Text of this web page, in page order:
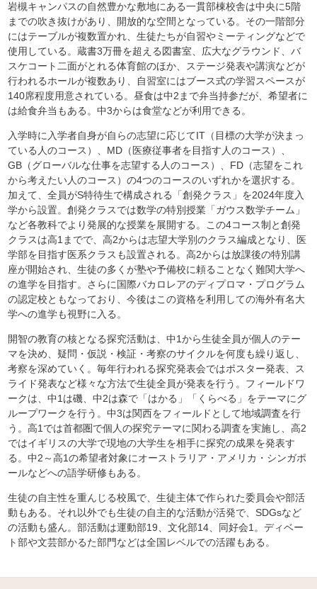
岩槻キャンパスの自然豊かな敷地にある一貫部棟校舎は中央に5階
までの吹き抜けがあり、開放的な空間となっている。その一階部分
にはテーブルが複数置かれ、生徒たちが自習やミーティングなどで
使用している。蔵書3万冊を超える図書室、広大なグラウンド、バ
スケコート二面がとれる体育館のほか、ステージ発表や講演などが
行われるホールが複数あり、自習室にはブース式の学習スペースが
140席程度用意されている。昼食は中2まで弁当持参だが、希望者に
は給食弁当もある。中3からは食堂などが利用できる。
入学時に入学者自身が自らの志望に応じてIT（目標の大学が決まっ
ている人のコース）、MD（医療従事者を目指す人のコース）、
GB（グローバルな仕事を志望する人のコース）、FD（志望をこれ
から考えたい人のコース）の4つのコースのいずれかを選択する。
加えて、全員がS特待生で構成される「創発クラス」を2024年度入
学から設置。創発クラスでは数学の特別授業「ガウス数学チーム」
など各教科でより発展的な授業を展開する。この4コース制と創発
クラスは高1までで、高2からは志望大学別のクラス編成となり、医
学部を目指す医系クラスも設置される。高2からは放課後の特別講
座が開始され、生徒の多くが塾や予備校に頼ることなく難関大学へ
の進学を目指す。さらに国際バカロレアのディプロマ・プログラム
の認定校ともなっており、今後はこの資格を利用しての海外有名大
学への進学も視野に入る。
開智の教育の核となる探究活動は、中1から生徒全員が個人のテー
マを決め、疑問・仮説・検証・考察のサイクルを何度も繰り返し、
考察を深めていく。毎年行われる探究発表会ではポスター発表、ス
ライド発表など様々な方法で生徒全員が発表を行う。フィールドワ
ークは、中1は磯、中2は森で「はかる」「くらべる」をテーマにグ
ループワークを行う。中3は関西をフィールドとして地域調査を行
う。高1では首都圏で個人の探究テーマに関わる調査を実施し、高2
ではイギリスの大学で現地の大学生を相手に探究の成果を発表す
る。中2～高1の希望者対象にオーストラリア・アメリカ・シンガポ
ールなどへの語学研修もある。
生徒の自主性を重んじる校風で、生徒主体で作られた委員会や部活
動もある。それ以外でも生徒の自主的な活動が活発で、SDGsなど
の活動も盛ん。部活動は運動部19、文化部14、同好会1。ディベー
ト部や文芸部かるた部門などは全国レベルでの活躍もある。